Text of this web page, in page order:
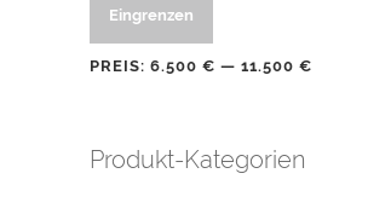
Eingrenzen
PREIS: 6.500 € — 11.500 €
Produkt-Kategorien